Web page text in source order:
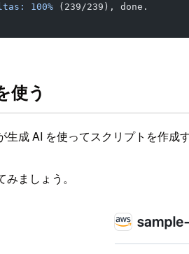
100% (239/239), done.
使う
生成 AI を使ってスクリプトを作
ましょう。